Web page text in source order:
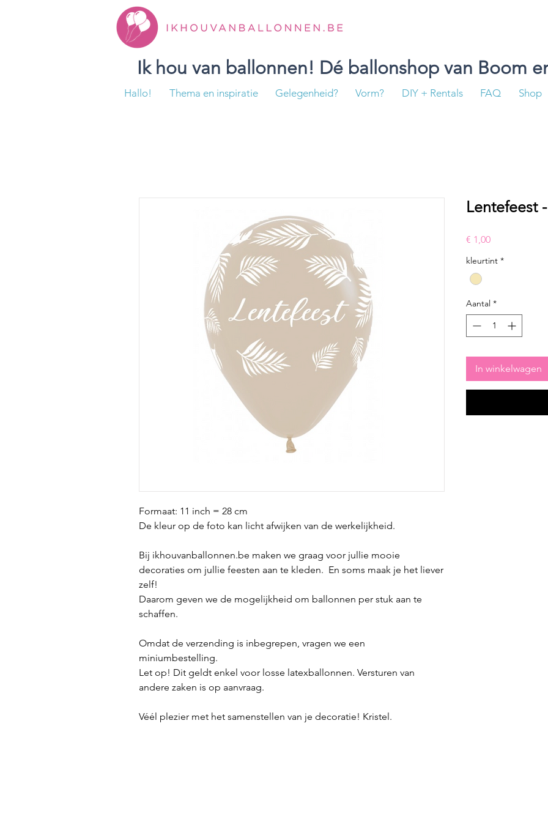
Ik hou van ballonnen! Dé ballonshop van Boom
Hallo! Thema en inspiratie Gelegenheid? Vorm? DIY + Rentals FAQ Shop
Formaat: 11 inch = 28 cm
De kleur op de foto kan licht afwijken van de werkelijkheid.
Bij ikhouvanballonnen.be maken we graag voor jullie mooie
decoraties om jullie feesten aan te kleden. En soms maak je het liever
zelf!
Daarom geven we de mogelijkheid om ballonnen per stuk aan te
schaffen.
Omdat de verzending is inbegrepen, vragen we een
miniumbestelling.
Let op! Dit geldt enkel voor losse latexballonnen. Versturen van
andere zaken is op aanvraag.
Véél plezier met het samenstellen van je decoratie! Kristel.
Lentefeest
€ 1,00Prijs
kleurtint *
Aantal *
In winkelwagen